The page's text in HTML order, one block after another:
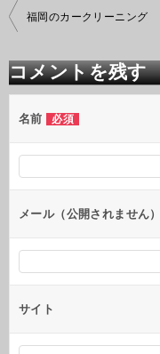
投
稿
ビ
ゲ
ー
シ
ン
福岡のカークリーニング
コメントを残す
名前 必須
メール（公開されません）
サイト